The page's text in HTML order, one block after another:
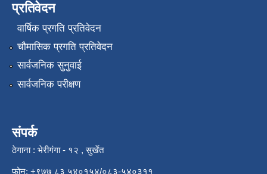
प्रतिवेदन
वार्षिक प्रगति प्रतिवेदन
चौमासिक प्रगति प्रतिवेदन
सार्वजनिक सुनुवाई
सार्वजनिक परीक्षण
संपर्क
ठेगाना : भेरीगंगा - १२ , सुर्खेत
फोन: +९७७ ८३ ५४०१५४/०८३-५४०३११